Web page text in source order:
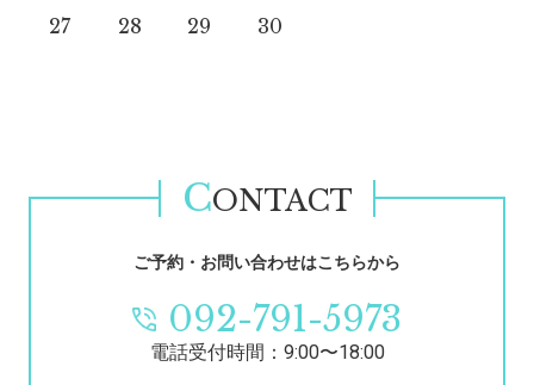
27 28 29 30
CONTACT
ご予約・お問い合わせはこちらから
092-791-5973
電話受付時間：9:00〜18:00